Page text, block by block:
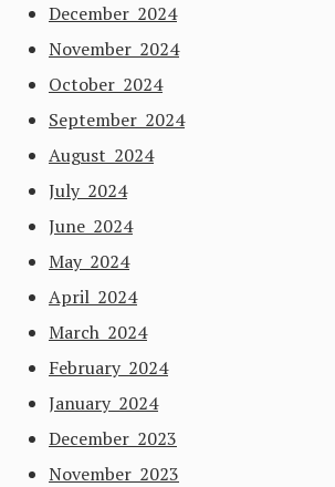
December 2024
November 2024
October 2024
September 2024
August 2024
July 2024
June 2024
May 2024
April 2024
March 2024
February 2024
January 2024
December 2023
November 2023